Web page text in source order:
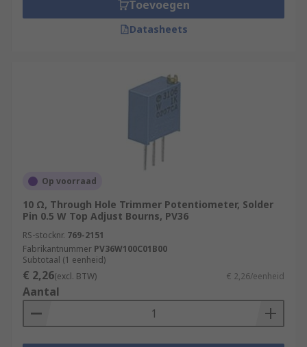
Toevoegen
Datasheets
Op voorraad
10 Ω, Through Hole Trimmer Potentiometer, Solder
Pin 0.5 W Top Adjust Bourns, PV36
RS-stocknr. 769-2151
Fabrikantnummer PV36W100C01B00
Subtotaal (1 eenheid)
€ 2,26(excl. BTW) € 2,26/eenheid
Aantal